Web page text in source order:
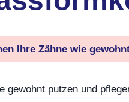
Ihre Zähne wie
gewohnt putzen und